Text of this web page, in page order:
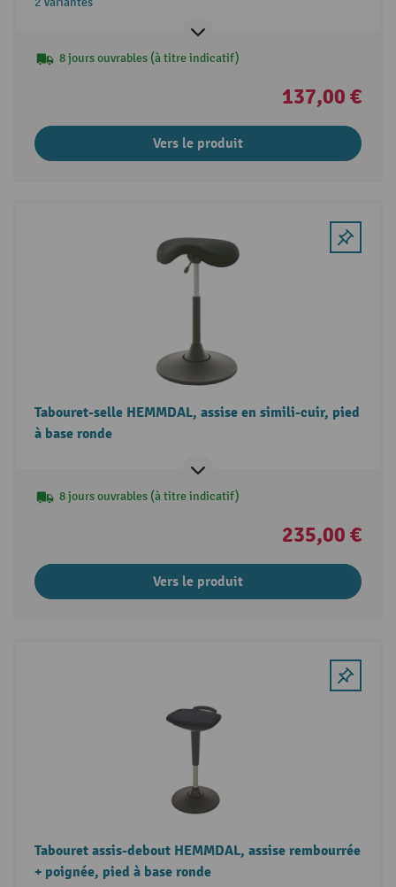
8 jours ouvrables (à titre indicatif)
137,00 €
Vers le produit
Tabouret-selle HEMMDAL, assise en simili-cuir, pied
à base ronde
8 jours ouvrables (à titre indicatif)
235,00 €
Vers le produit
Tabouret assis-debout HEMMDAL, assise rembourrée
+ poignée, pied à base ronde